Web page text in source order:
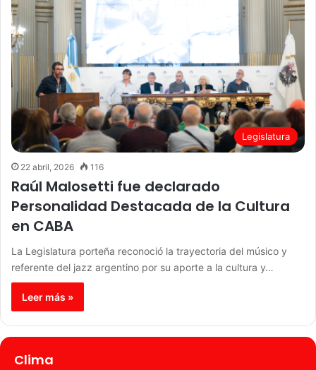
Legislatura
22 abril, 2026 116
Raúl Malosetti fue declarado
Personalidad Destacada de la Cultura
en CABA
La Legislatura porteña reconoció la trayectoria del músico y
referente del jazz argentino por su aporte a la cultura y…
Leer más »
Clima